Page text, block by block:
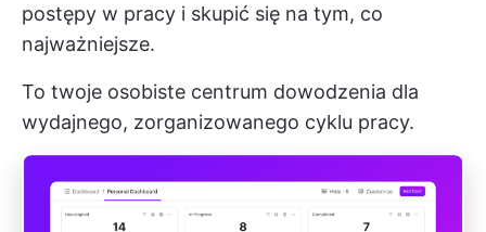
postępy w pracy i skupić się na tym, co
najważniejsze.
To twoje osobiste centrum dowodzenia dla
wydajnego, zorganizowanego cyklu pracy.